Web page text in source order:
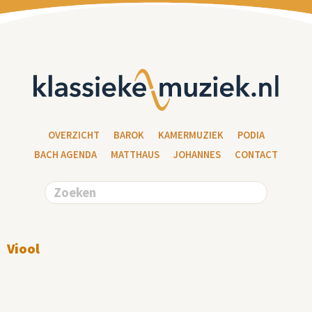
OVERZICHT BAROK KAMERMUZIEK
PODIA
BACH AGENDA
MATTHAUS JOHANNES CONTACT
Viool